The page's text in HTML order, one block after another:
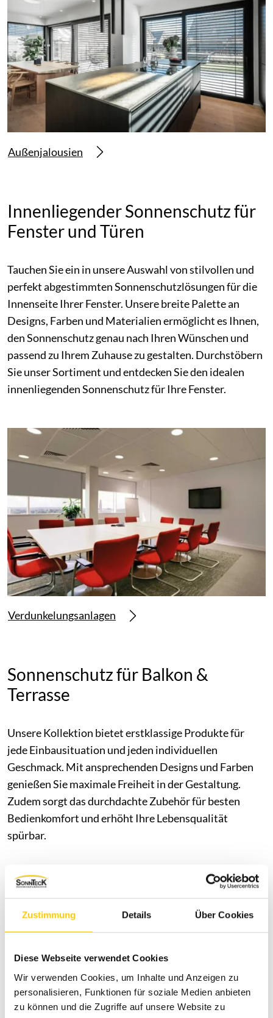
Zustimmung Details Über Cookies
Diese Webseite verwendet Cookies
Wir verwenden Cookies, um Inhalte und Anzeigen zu
personalisieren, Funktionen für soziale Medien anbieten
zu können und die Zugriffe auf unsere Website zu
Außenjalousien
Innenliegender Sonnenschutz für
Fenster und Türen
Tauchen Sie ein in unsere Auswahl von stilvollen und
perfekt abgestimmten Sonnenschutzlösungen für die
Innenseite Ihrer Fenster. Unsere breite Palette an
Designs, Farben und Materialien ermöglicht es Ihnen,
den Sonnenschutz genau nach Ihren Wünschen und
passend zu Ihrem Zuhause zu gestalten. Durchstöbern
Sie unser Sortiment und entdecken Sie den idealen
innenliegenden Sonnenschutz für Ihre Fenster.
Verdunkelungsanlagen
Sonnenschutz für Balkon &
Terrasse
Unsere Kollektion bietet erstklassige Produkte für
jede Einbausituation und jeden individuellen
Geschmack. Mit ansprechenden Designs und Farben
genießen Sie maximale Freiheit in der Gestaltung.
Zudem sorgt das durchdachte Zubehör für besten
Bedienkomfort und erhöht Ihre Lebensqualität
spürbar.